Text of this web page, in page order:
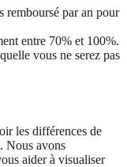
remboursé par an pour
entre 70% et 100%.
vous ne serez pas
les différences de
. Nous avons
aider à visualiser